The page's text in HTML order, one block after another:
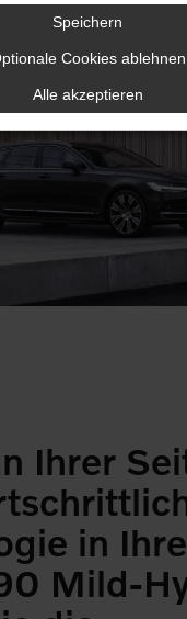
Ihrer
in
Mild-
Speichern
Cookies ablehnen
Alle akzeptieren